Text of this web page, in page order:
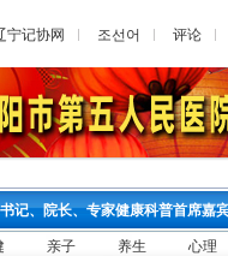
宁记协网 조선어 评论
记、院长、专家健康科普首席嘉
亲子 养生 心理